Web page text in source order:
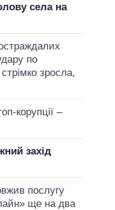
села на
по
зросла,
корупції –
захід
послугу
ще на два